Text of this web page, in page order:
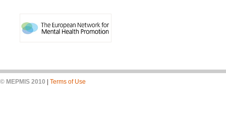
© MEPMIS 2010 Terms of Use